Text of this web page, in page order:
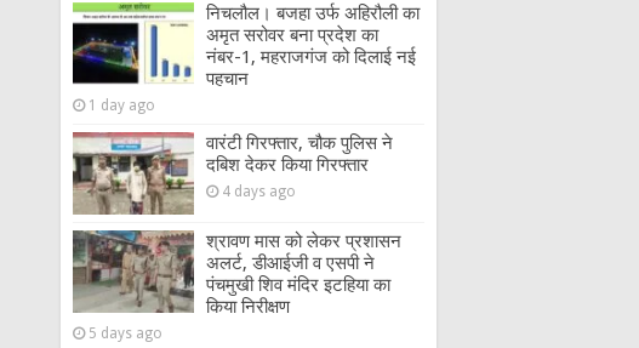
निचलौल। बजहा उर्फ अहिरौली का
अमृत सरोवर बना प्रदेश का
नंबर-1, महराजगंज को दिलाई नई
पहचान
1 day ago
वारंटी गिरफ्तार, चौक पुलिस ने
दबिश देकर किया गिरफ्तार
4 days ago
श्रावण मास को लेकर प्रशासन
अलर्ट, डीआईजी व एसपी ने
पंचमुखी शिव मंदिर इटहिया का
किया निरीक्षण
5 days ago